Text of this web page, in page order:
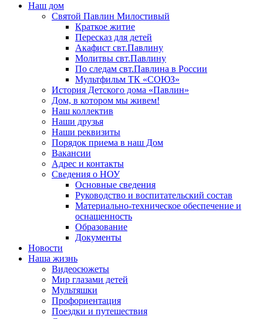
Наш дом
Святой Павлин Милостивый
Краткое житие
Пересказ для детей
Акафист свт.Павлину
Молитвы свт.Павлину
По следам свт.Павлина в России
Мультфильм ТК «СОЮЗ»
История Детского дома «Павлин»
Дом, в котором мы живем!
Наш коллектив
Наши друзья
Наши реквизиты
Порядок приема в наш Дом
Вакансии
Адрес и контакты
Сведения о НОУ
Основные сведения
Руководство и воспитательский состав
Материально-техническое обеспечение и
оснащенность
Образование
Документы
Новости
Наша жизнь
Видеосюжеты
Мир глазами детей
Мультяшки
Профориентация
Поездки и путешествия